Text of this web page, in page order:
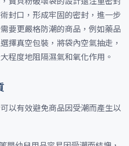
封口，形成牢固的密封，進一步
要更嚴格防潮的商品，例如藥品
擇真空包裝，將袋內空氣抽走，
程度地阻隔濕氣和氧化作用。
以有效避免商品因受潮而產生以